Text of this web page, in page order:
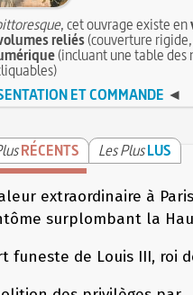
, cet ouvrage existe en
reliés(couverture
(incluant une table des
ET COMMANDE ◄
RÉCENTS Les PlusLUS
extraordinaire à Paris
surplombant la
funeste de Louis III, roi